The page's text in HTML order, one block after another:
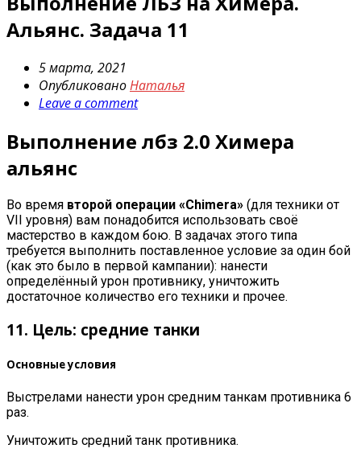
Альянс. Задача 11
5 марта, 2021
ОпубликованоНаталья
Leave a comment
Выполнение лбз 2.0 Химера
альянс
Во время второй операции «Chimera» (для техники от
VII уровня) вам понадобится использовать своё
мастерство в каждом бою. В задачах этого типа
требуется выполнить поставленное условие за один бой
(как это было в первой кампании): нанести
определённый урон противнику, уничтожить
достаточное количество его техники и прочее.
11. Цель: средние танки
Основные условия
Выстрелами нанести урон средним танкам противника 6
раз.
Уничтожить средний танк противника.